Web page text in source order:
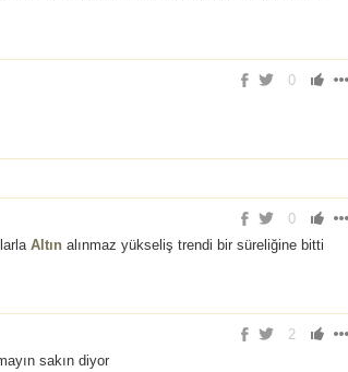
0
0
Altın alınmaz yükseliş trendi bir süreliğine bitti
2
sakın diyor